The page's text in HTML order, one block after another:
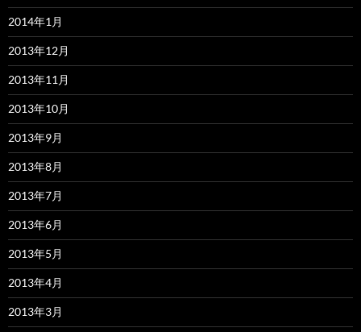
2014年1月
2013年12月
2013年11月
2013年10月
2013年9月
2013年8月
2013年7月
2013年6月
2013年5月
2013年4月
2013年3月